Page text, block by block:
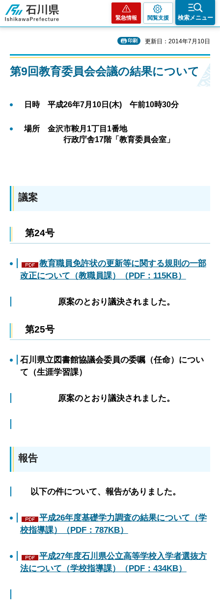
石川県
緊急情報 閲覧支援 検索メニュー
印刷 更新日：2014年7月10日
第9回教育委員会会議の結果について
日時 平成26年7月10日(木) 午前10時30分
場所 金沢市鞍月1丁目1番地
行政庁舎17階「教育委員会室」
議案
第24号
教育職員免許状の更新等に関する規則の一部
改正について（教職員課）（PDF：115KB）
原案のとおり議決されました。
第25号
石川県立図書館協議会委員の委嘱（任命）につい
て（生涯学習課）
原案のとおり議決されました。
報告
以下の件について、報告がありました。
平成26年度基礎学力調査の結果について（学
校指導課）（PDF：787KB）
平成27年度石川県公立高等学校入学者選抜方
法について（学校指導課）（PDF：434KB）